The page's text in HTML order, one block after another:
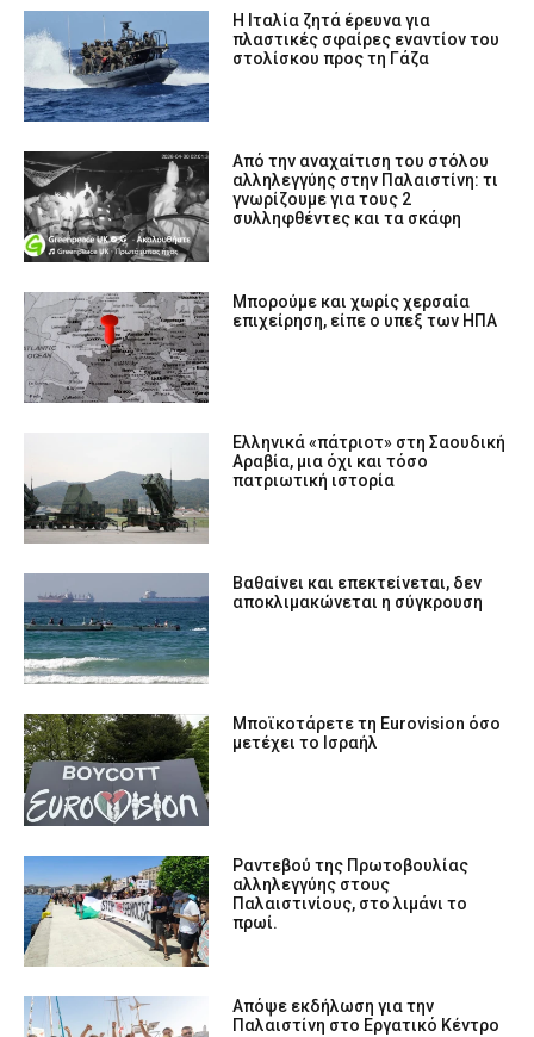
Η Ιταλία ζητά έρευνα για
πλαστικές σφαίρες εναντίον του
στολίσκου προς τη Γάζα
Από την αναχαίτιση του στόλου
αλληλεγγύης στην Παλαιστίνη: τι
γνωρίζουμε για τους 2
συλληφθέντες και τα σκάφη
Μπορούμε και χωρίς χερσαία
επιχείρηση, είπε ο υπεξ των ΗΠΑ
Ελληνικά «πάτριοτ» στη Σαουδική
Αραβία, μια όχι και τόσο
πατριωτική ιστορία
Βαθαίνει και επεκτείνεται, δεν
αποκλιμακώνεται η σύγκρουση
Mποϊκοτάρετε τη Eurovisiοn όσο
μετέχει το Ισραήλ
Ραντεβού της Πρωτοβουλίας
αλληλεγγύης στους
Παλαιστινίους, στο λιμάνι το
πρωί.
Απόψε εκδήλωση για την
Παλαιστίνη στο Εργατικό Κέντρο